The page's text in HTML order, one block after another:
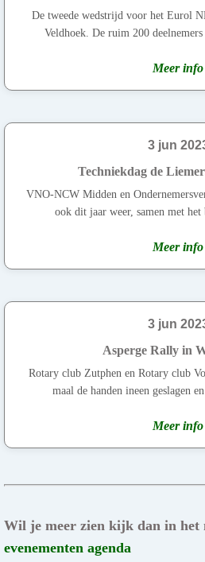
De tweede wedstrijd voor het Eurol
Veldhoek. De ruim 200 deelnemers
Meer info
3 jun
Techniekdag de
VNO-NCW Midden en
ook dit jaar weer, samen met het
Meer info
3 jun
Asperge Rally in
Rotary club Zutphen en Rotary club
maal de handen ineen geslagen
Meer info
Wil je meer zien kijk dan in het
evenementen agenda